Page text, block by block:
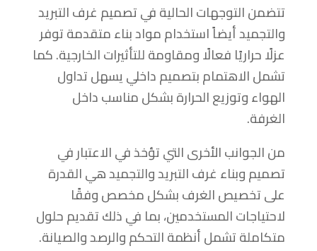
تتضمن التوجهات الحالية في تصميم غرف التبريد
والتجميد أيضاً استخدام مواد بناء متقدمة توفر
عزلًا حراريًا فعالًا ومقاومة للتأثيرات الخارجية. كما
تشمل الاهتمام بتصميم داخلي يسهل تداول
الهواء وتوزيع الحرارة بشكل مناسب داخل
الغرفة.
من الجوانب الأخرى التي تؤخذ في الاعتبار في
تصميم وبناء غرف التبريد والتجميد هي القدرة
على تخصيص الغرف بشكل مخصص وفقًا
لاحتياجات المستخدمين، بما في ذلك تقديم حلول
متكاملة تشمل أنظمة التحكم والرصد والصيانة.